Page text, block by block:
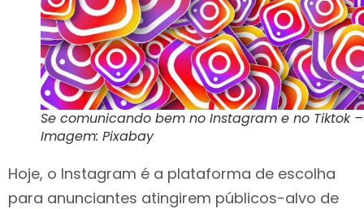
Se comunicando bem no Instagram e no Tiktok –
Imagem: Pixabay
Hoje, o Instagram é a plataforma de escolha
para anunciantes atingirem públicos-alvo de